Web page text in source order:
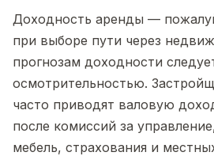
Доходность аренды —
при выборе пути через
прогнозам доходности
осмотрительностью.
часто приводят валовую
после комиссий за
мебель, страхования и